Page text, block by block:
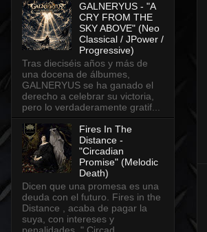
GALNERYUS - "A
CRY FROM THE
SKY ABOVE" (Neo
Classical / JPower /
Progressive)
Tras dieciséis años y más de
una docena de álbumes,
GALNERYUS se ha ganado el
derecho a celebrar su victoria,
pero lo verdaderamente gratif...
Fires In The
Distance -
"Circadian
Promise" (Melodic
Death)
Dicen que una promesa es una
deuda con el futuro. Fires in the
Distance , acaba de pagar la
suya, con intereses y
penalidades. " Circad...